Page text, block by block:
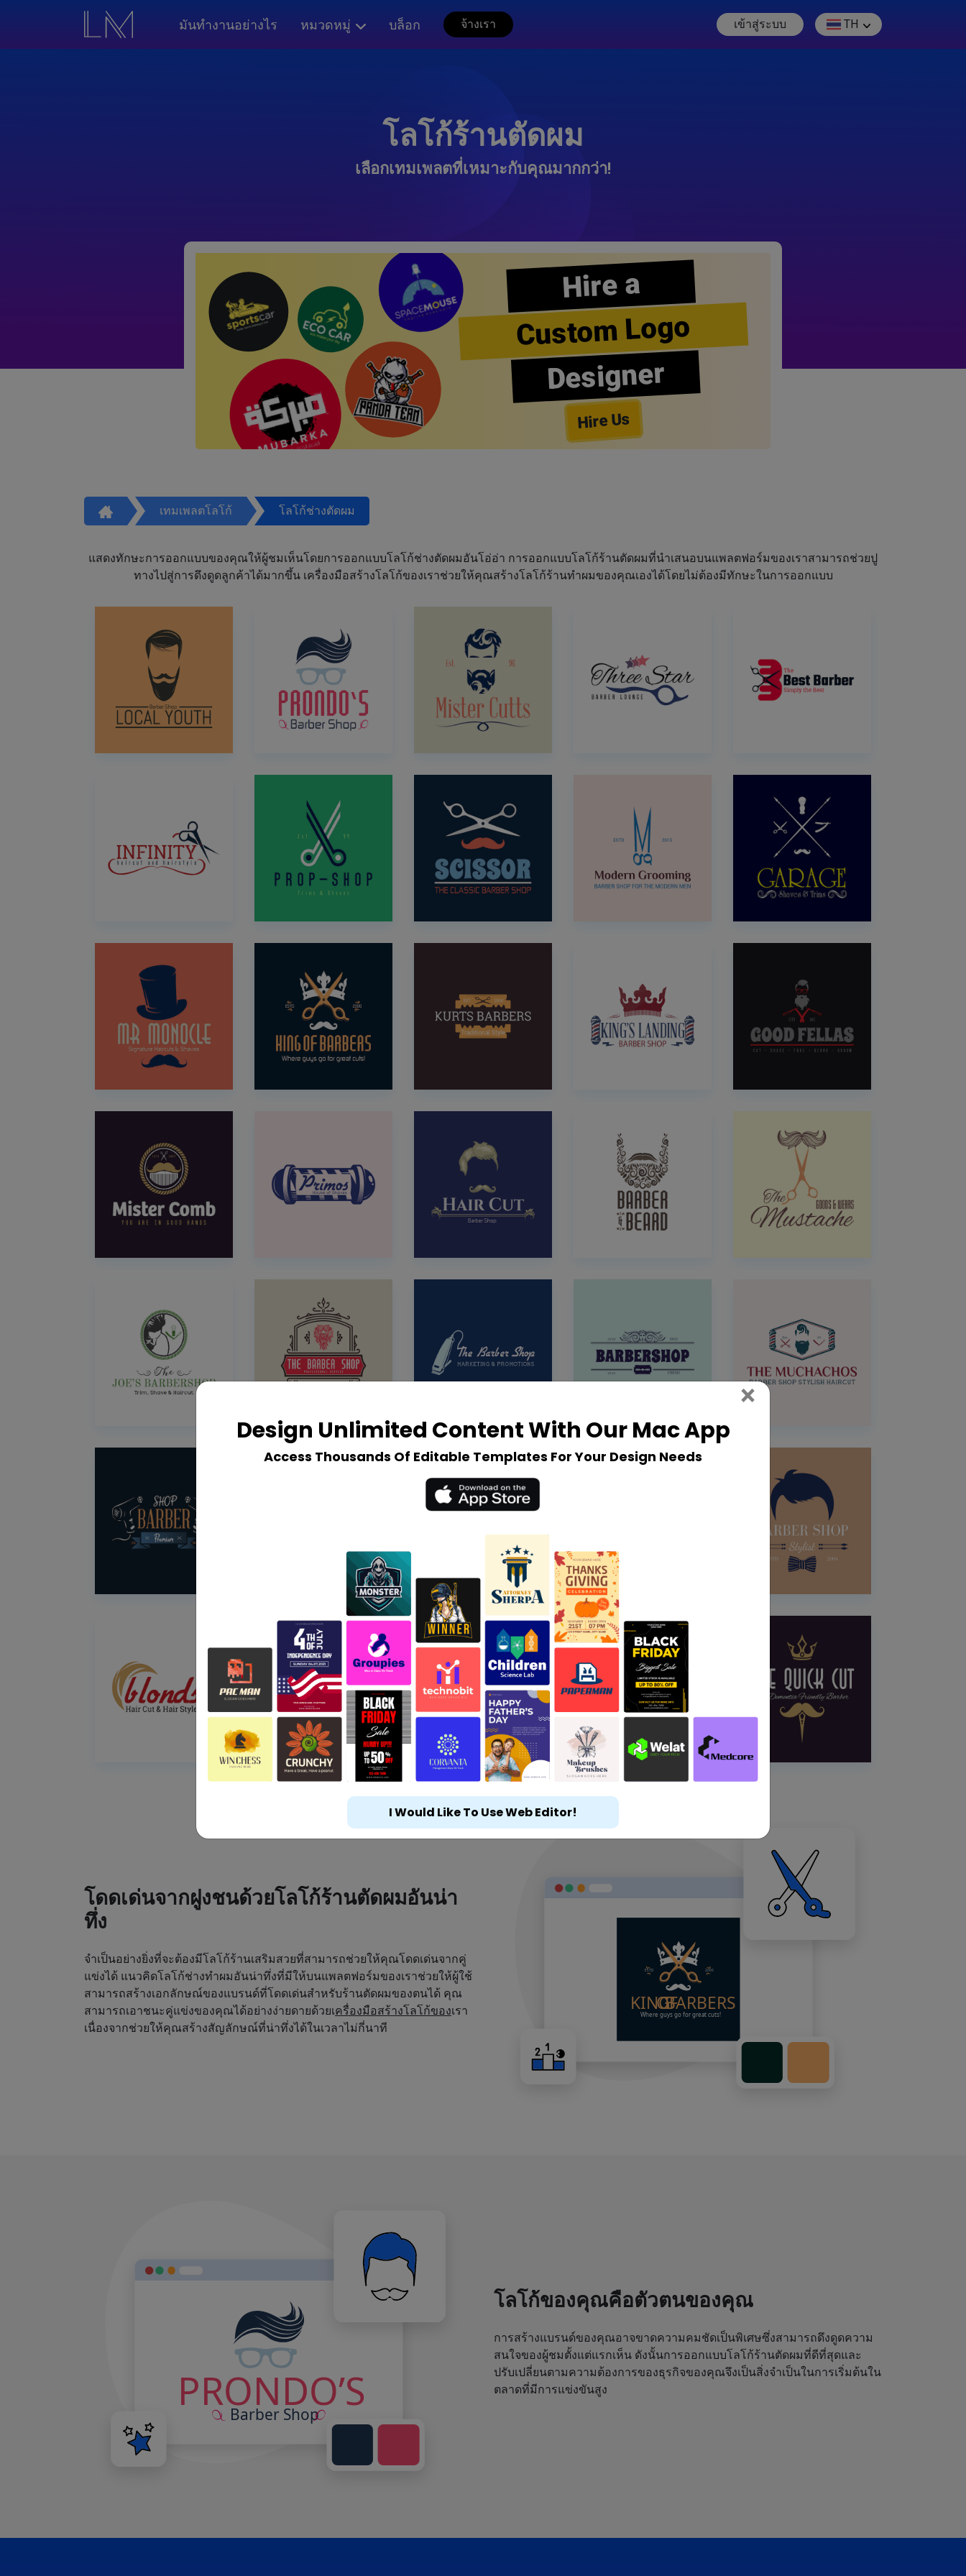
มันทำงานอย่างไร หมวดหมู่ บล็อก จ้างเรา เข้าสู่ระบบ TH
โลโก้ร้านตัดผม
เลือกเทมเพลตที่เหมาะกับคุณมากกว่า!
Hire a
Custom Logo
Designer
Hire Us
เทมเพลตโลโก้ โลโก้ช่างตัดผม
แสดงทักษะการออกแบบของคุณให้ผู้ชมเห็นโดยการออกแบบโลโก้ช่างตัดผมอันโอ่อ่า การออกแบบโลโก้ร้านตัดผมที่นำเสนอบนแพลตฟอร์มของเราสามารถช่วยปู
ทางไปสู่การดึงดูดลูกค้าได้มากขึ้น เครื่องมือสร้างโลโก้ของเราช่วยให้คุณสร้างโลโก้ร้านทำผมของคุณเองได้โดยไม่ต้องมีทักษะในการออกแบบ
โดดเด่นจากฝูงชนด้วยโลโก้ร้านตัดผมอันน่า
ทึ่ง
จำเป็นอย่างยิ่งที่จะต้องมีโลโก้ร้านเสริมสวยที่สามารถช่วยให้คุณโดดเด่นจากคู่
แข่งได้ แนวคิดโลโก้ช่างทำผมอันน่าทึ่งที่มีให้บนแพลตฟอร์มของเราช่วยให้ผู้ใช้
สามารถสร้างเอกลักษณ์ของแบรนด์ที่โดดเด่นสำหรับร้านตัดผมของตนได้ คุณ
สามารถเอาชนะคู่แข่งของคุณได้อย่างง่ายดายด้วยเครื่องมือสร้างโลโก้ของเรา
เนื่องจากช่วยให้คุณสร้างสัญลักษณ์ที่น่าทึ่งได้ในเวลาไม่กี่นาที
โลโก้ของคุณคือตัวตนของคุณ
การสร้างแบรนด์ของคุณอาจขาดความคมชัดเป็นพิเศษซึ่งสามารถดึงดูดความ
สนใจของผู้ชมตั้งแต่แรกเห็น ดังนั้นการออกแบบโลโก้ร้านตัดผมที่ดีที่สุดและ
ปรับเปลี่ยนตามความต้องการของธุรกิจของคุณจึงเป็นสิ่งจำเป็นในการเริ่มต้นใน
ตลาดที่มีการแข่งขันสูง
Design Unlimited Content With Our Mac App
Access Thousands Of Editable Templates For Your Design Needs
× Close
I Would Like To Use Web Editor!